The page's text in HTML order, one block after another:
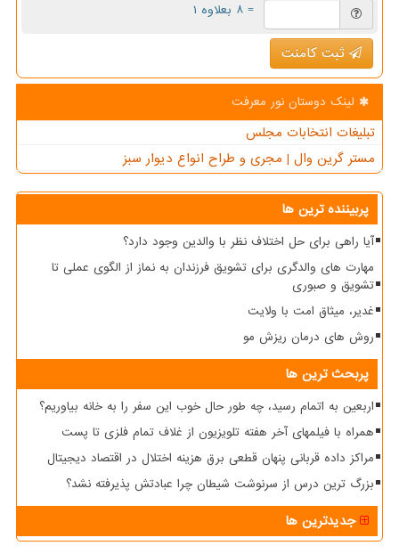
= ۸ بعلاوه ۱
ثبت کامنت
لینک دوستان نور معرفت
تبلیغات انتخابات مجلس
مستر گرین وال | مجری و طراح انواع دیوار سبز
پربیننده ترین ها
آیا راهی برای حل اختلاف نظر با والدین وجود دارد؟
مهارت های والدگری برای تشویق فرزندان به نماز از الگوی عملی تا
تشویق و صبوری
غدیر، میثاق امت با ولایت
روش های درمان ریزش مو
پربحث ترین ها
اربعین به اتمام رسید، چه طور حال خوب این سفر را به خانه بیاوریم؟
همراه با فیلمهای آخر هفته تلویزیون از غلاف تمام فلزی تا پست
مراکز داده قربانی پنهان قطعی برق هزینه اختلال در اقتصاد دیجیتال
بزرگ ترین درس از سرنوشت شیطان چرا عبادتش پذیرفته نشد؟
جدیدترین ها